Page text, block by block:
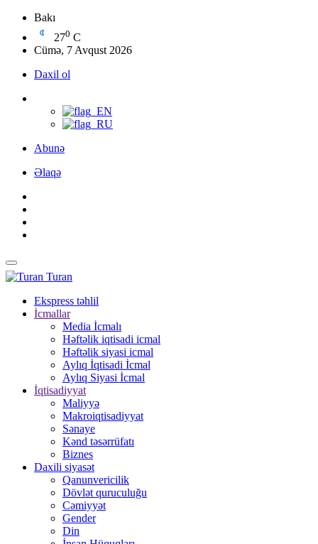
Bakı
270 C
Cümə, 7 Avqust 2026
Daxil ol
Abunə
Əlaqə
Turan
Ekspress təhlil
İcmallar
Media İcmalı
Həftəlik iqtisadi icmal
Həftəlik siyasi icmal
Aylıq İqtisadi İcmal
Aylıq Siyasi İcmal
İqtisadiyyat
Maliyyə
Makroiqtisadiyyat
Sənaye
Kənd təsərrüfatı
Biznes
Daxili siyasət
Qanunvericilik
Dövlət quruculuğu
Cəmiyyət
Gender
Din